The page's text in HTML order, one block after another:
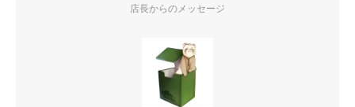
店長からのメッセージ